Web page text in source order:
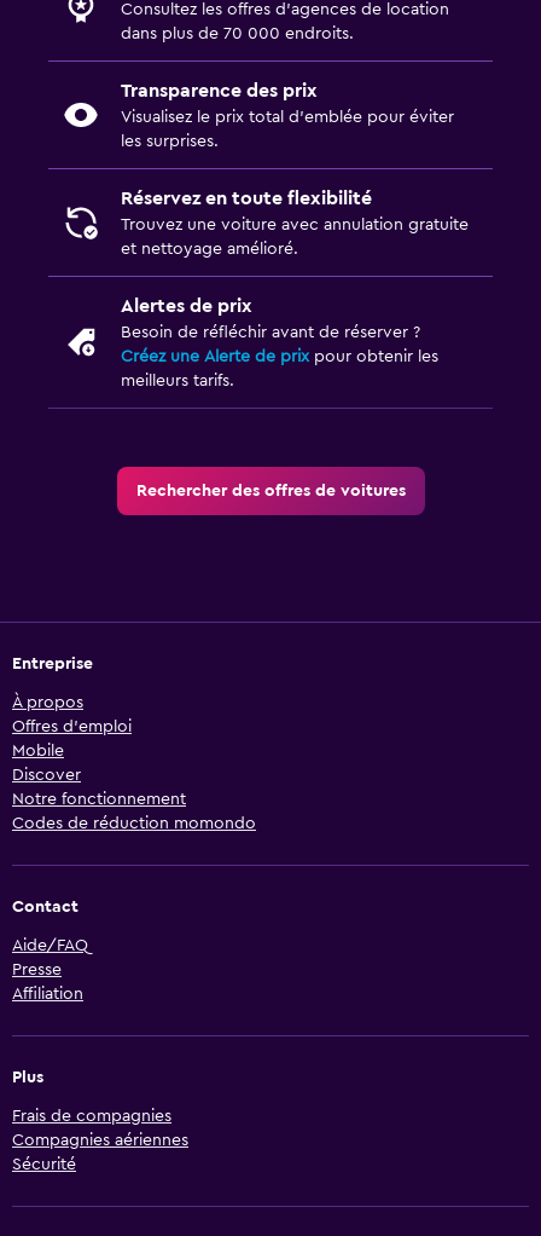
Consultez les offres d’agences de location
dans plus de 70 000 endroits.
Transparence des prix
Visualisez le prix total d’emblée pour éviter
les surprises.
Réservez en toute flexibilité
Trouvez une voiture avec annulation gratuite
et nettoyage amélioré.
Alertes de prix
Besoin de réfléchir avant de réserver ?
Créez une Alerte de prixpour obtenir les
meilleurs tarifs.
Rechercher des offres de voitures
Entreprise
À propos
Offres d’emploi
Mobile
Discover
Notre fonctionnement
Codes de réduction momondo
Contact
Aide/FAQ
Presse
Affiliation
Plus
Frais de compagnies
Compagnies aériennes
Sécurité